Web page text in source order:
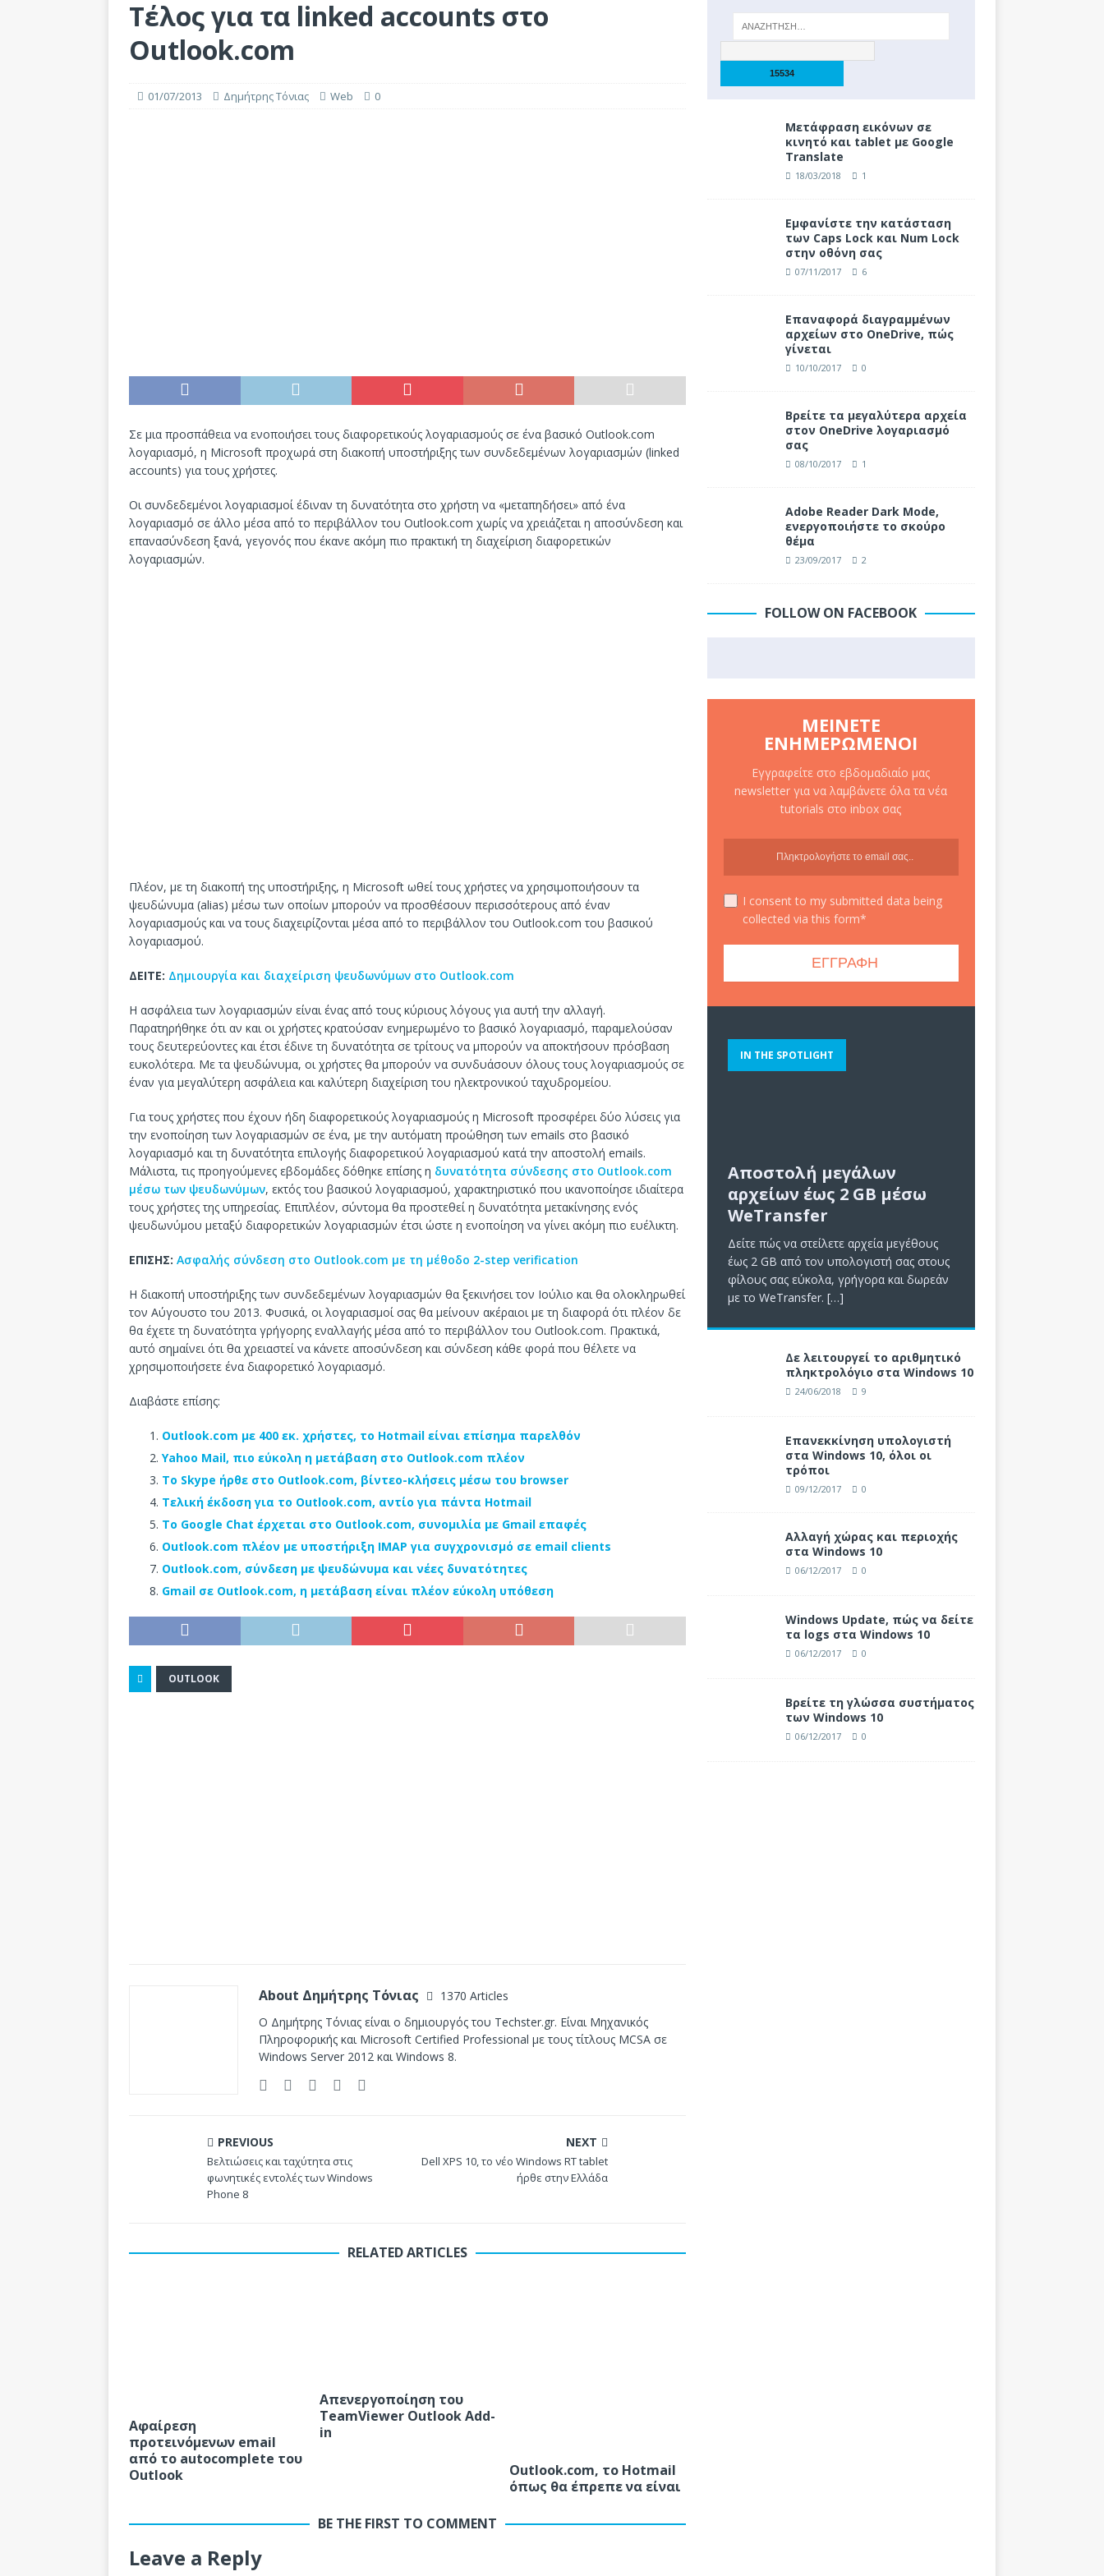
Τέλος για τα linked accounts στο
Outlook.com
01/07/2013 Δημήτρης Τόνιας Web 0
Σε μια προσπάθεια να ενοποιήσει τους διαφορετικούς λογαριασμούς σε ένα βασικό Outlook.com
λογαριασμό, η Microsoft προχωρά στη διακοπή υποστήριξης των συνδεδεμένων λογαριασμών (linked
accounts) για τους χρήστες.
Οι συνδεδεμένοι λογαριασμοί έδιναν τη δυνατότητα στο χρήστη να «μεταπηδήσει» από ένα
λογαριασμό σε άλλο μέσα από το περιβάλλον του Outlook.com χωρίς να χρειάζεται η αποσύνδεση και
επανασύνδεση ξανά, γεγονός που έκανε ακόμη πιο πρακτική τη διαχείριση διαφορετικών
λογαριασμών.
Πλέον, με τη διακοπή της υποστήριξης, η Microsoft ωθεί τους χρήστες να χρησιμοποιήσουν τα
ψευδώνυμα (alias) μέσω των οποίων μπορούν να προσθέσουν περισσότερους από έναν
λογαριασμούς και να τους διαχειρίζονται μέσα από το περιβάλλον του Outlook.com του βασικού
λογαριασμού.
ΔΕΙΤΕ: Δημιουργία και διαχείριση ψευδωνύμων στο Outlook.com
Η ασφάλεια των λογαριασμών είναι ένας από τους κύριους λόγους για αυτή την αλλαγή.
Παρατηρήθηκε ότι αν και οι χρήστες κρατούσαν ενημερωμένο το βασικό λογαριασμό, παραμελούσαν
τους δευτερεύοντες και έτσι έδινε τη δυνατότητα σε τρίτους να μπορούν να αποκτήσουν πρόσβαση
ευκολότερα. Με τα ψευδώνυμα, οι χρήστες θα μπορούν να συνδυάσουν όλους τους λογαριασμούς σε
έναν για μεγαλύτερη ασφάλεια και καλύτερη διαχείριση του ηλεκτρονικού ταχυδρομείου.
Για τους χρήστες που έχουν ήδη διαφορετικούς λογαριασμούς η Microsoft προσφέρει δύο λύσεις για
την ενοποίηση των λογαριασμών σε ένα, με την αυτόματη προώθηση των emails στο βασικό
λογαριασμό και τη δυνατότητα επιλογής διαφορετικού λογαριασμού κατά την αποστολή emails.
Μάλιστα, τις προηγούμενες εβδομάδες δόθηκε επίσης η δυνατότητα σύνδεσης στο Outlook.com
μέσω των ψευδωνύμων, εκτός του βασικού λογαριασμού, χαρακτηριστικό που ικανοποίησε ιδιαίτερα
τους χρήστες της υπηρεσίας. Επιπλέον, σύντομα θα προστεθεί η δυνατότητα μετακίνησης ενός
ψευδωνύμου μεταξύ διαφορετικών λογαριασμών έτσι ώστε η ενοποίηση να γίνει ακόμη πιο ευέλικτη.
ΕΠΙΣΗΣ: Ασφαλής σύνδεση στο Outlook.com με τη μέθοδο 2-step verification
Η διακοπή υποστήριξης των συνδεδεμένων λογαριασμών θα ξεκινήσει τον Ιούλιο και θα ολοκληρωθεί
τον Αύγουστο του 2013. Φυσικά, οι λογαριασμοί σας θα μείνουν ακέραιοι με τη διαφορά ότι πλέον δε
θα έχετε τη δυνατότητα γρήγορης εναλλαγής μέσα από το περιβάλλον του Outlook.com. Πρακτικά,
αυτό σημαίνει ότι θα χρειαστεί να κάνετε αποσύνδεση και σύνδεση κάθε φορά που θέλετε να
χρησιμοποιήσετε ένα διαφορετικό λογαριασμό.
Διαβάστε επίσης:
Outlook.com με 400 εκ. χρήστες, το Hotmail είναι επίσημα παρελθόν
Yahoo Mail, πιο εύκολη η μετάβαση στο Outlook.com πλέον
Το Skype ήρθε στο Outlook.com, βίντεο-κλήσεις μέσω του browser
Τελική έκδοση για το Outlook.com, αντίο για πάντα Hotmail
Το Google Chat έρχεται στο Outlook.com, συνομιλία με Gmail επαφές
Outlook.com πλέον με υποστήριξη IMAP για συγχρονισμό σε email clients
Outlook.com, σύνδεση με ψευδώνυμα και νέες δυνατότητες
Gmail σε Outlook.com, η μετάβαση είναι πλέον εύκολη υπόθεση
OUTLOOK
About Δημήτρης Τόνιας
1370 Articles
Ο Δημήτρης Τόνιας είναι ο δημιουργός του Techster.gr. Είναι Μηχανικός
Πληροφορικής και Microsoft Certified Professional με τους τίτλους MCSA σε
Windows Server 2012 και Windows 8.
PREVIOUS
Βελτιώσεις και ταχύτητα στις
φωνητικές εντολές των Windows
Phone 8
NEXT
Dell XPS 10, το νέο Windows RT tablet
ήρθε στην Ελλάδα
RELATED ARTICLES
Αφαίρεση
προτεινόμενων email
από το autocomplete του
Outlook
Απενεργοποίηση του
TeamViewer Outlook Add-
in
Outlook.com, το Hotmail
όπως θα έπρεπε να είναι
BE THE FIRST TO COMMENT
Leave a Reply
Μετάφραση εικόνων σε
κινητό και tablet με Google
Translate
18/03/2018 1
Eμφανίστε την κατάσταση
των Caps Lock και Num Lock
στην οθόνη σας
07/11/2017 6
Επαναφορά διαγραμμένων
αρχείων στο OneDrive, πώς
γίνεται
10/10/2017 0
Βρείτε τα μεγαλύτερα αρχεία
στον OneDrive λογαριασμό
σας
08/10/2017 1
Adobe Reader Dark Mode,
ενεργοποιήστε το σκούρο
θέμα
23/09/2017 2
FOLLOW ON FACEBOOK
ΜΕΊΝΕΤΕ
ΕΝΗΜΕΡΩΜΈΝΟΙ
Εγγραφείτε στο εβδομαδιαίο μας
newsletter για να λαμβάνετε όλα τα νέα
tutorials στο inbox σας
I consent to my submitted data being
collected via this form*
IN THE SPOTLIGHT
Αποστολή μεγάλων
αρχείων έως 2 GB μέσω
WeTransfer
Δείτε πώς να στείλετε αρχεία μεγέθους
έως 2 GB από τον υπολογιστή σας στους
φίλους σας εύκολα, γρήγορα και δωρεάν
με το WeTransfer. […]
Δε λειτουργεί το αριθμητικό
πληκτρολόγιο στα Windows 10
24/06/2018 9
Επανεκκίνηση υπολογιστή
στα Windows 10, όλοι οι
τρόποι
09/12/2017 0
Αλλαγή χώρας και περιοχής
στα Windows 10
06/12/2017 0
Windows Update, πώς να δείτε
τα logs στα Windows 10
06/12/2017 0
Βρείτε τη γλώσσα συστήματος
των Windows 10
06/12/2017 0